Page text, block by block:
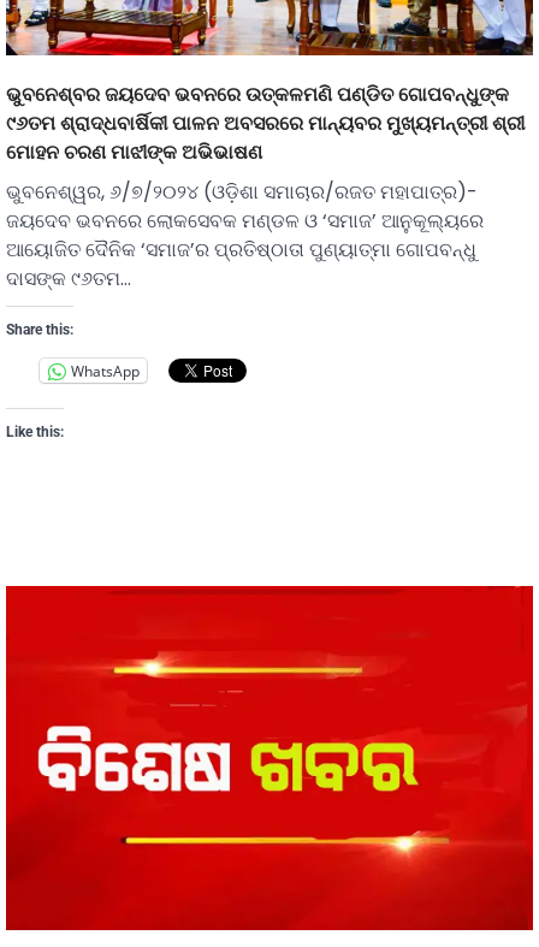
ଭୁବନେଶ୍ବର ଜୟଦେବ ଭବନରେ ଉତ୍କଳମଣି ପଣ୍ଡିତ ଗୋପବନ୍ଧୁଙ୍କ
୯୬ତମ ଶ୍ରାଦ୍ଧବାର୍ଷିକୀ ପାଳନ ଅବସରରେ ମାନ୍ୟବର ମୁଖ୍ୟମନ୍ତ୍ରୀ ଶ୍ରୀ
ମୋହନ ଚରଣ ମାଝୀଙ୍କ ଅଭିଭାଷଣ
ଭୁବନେଶ୍ୱର, ୬/୭/୨୦୨୪ (ଓଡ଼ିଶା ସମାଚାର/ରଜତ ମହାପାତ୍ର)-
ଜୟଦେବ ଭବନରେ ଲୋକସେବକ ମଣ୍ଡଳ ଓ ‘ସମାଜ’ ଆନୁକୂଲ୍ୟରେ
ଆୟୋଜିତ ଦୈନିକ ‘ସମାଜ’ର ପ୍ରତିଷ୍ଠାତା ପୁଣ୍ୟାତ୍ମା ଗୋପବନ୍ଧୁ
ଦାସଙ୍କ ୯୬ତମ…
Share this:
WhatsApp
Like this: